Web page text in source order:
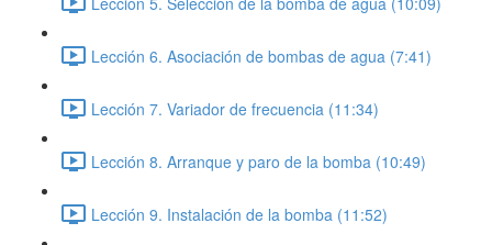
Lección 6. Asociación de bombas de agua (7:41)
Lección 7. Variador de frecuencia (11:34)
Lección 8. Arranque y paro de la bomba (10:49)
Lección 9. Instalación de la bomba (11:52)